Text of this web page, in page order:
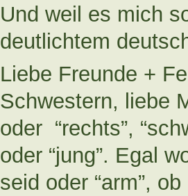
Und weil es mich
deutlichtem
Liebe Freunde +
Schwestern, liebe
oder “rechts”,
oder “jung”. Egal
seid oder “arm”, ob